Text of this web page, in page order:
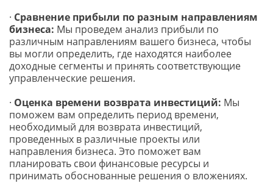
· Сравнение прибыли по разным направлениям
бизнеса: Мы проведем анализ прибыли по
различным направлениям вашего бизнеса, чтобы
вы могли определить, где находятся наиболее
доходные сегменты и принять соответствующие
управленческие решения.
· Оценка времени возврата инвестиций: Мы
поможем вам определить период времени,
необходимый для возврата инвестиций,
проведенных в различные проекты или
направления бизнеса. Это поможет вам
планировать свои финансовые ресурсы и
принимать обоснованные решения о вложениях.